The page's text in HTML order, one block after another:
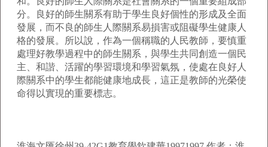
分。良好的師生關系有助于學生良好個性的形成及全面
發展，而不良的師生人際關系易損害或阻礙學生健康人
格的發展。所以說，作為一個稱職的人民教師，要慎重
處理好教學過程中的師生關系，與學生共同創造一個民
主、和諧、活躍的學習環境和學習氣氛，使處在良好人
際關系中的學生都能健康地成長，這正是教師的光榮使
命得以實現的重要標志。